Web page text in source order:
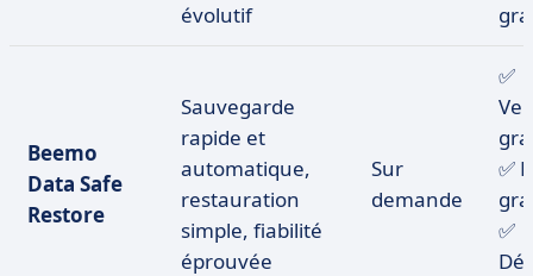
évolutif
Beemo
Data Safe
Restore
Sauvegarde
rapide et
automatique,
restauration
simple, fiabilité
éprouvée
Sur
demande
✅
✅
✅